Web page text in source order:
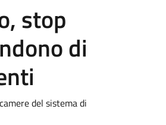
stop
di
del sistema di